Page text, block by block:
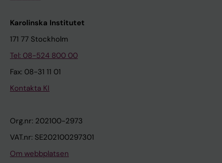
Karolinska Institutet
171 77 Stockholm
Tel: 08-524 800 00
Fax: 08-31 11 01
Kontakta KI
Org.nr: 202100-2973
VAT.nr: SE202100297301
Om webbplatsen